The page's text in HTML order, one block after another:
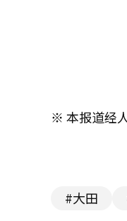
※ 本报道经
#大田